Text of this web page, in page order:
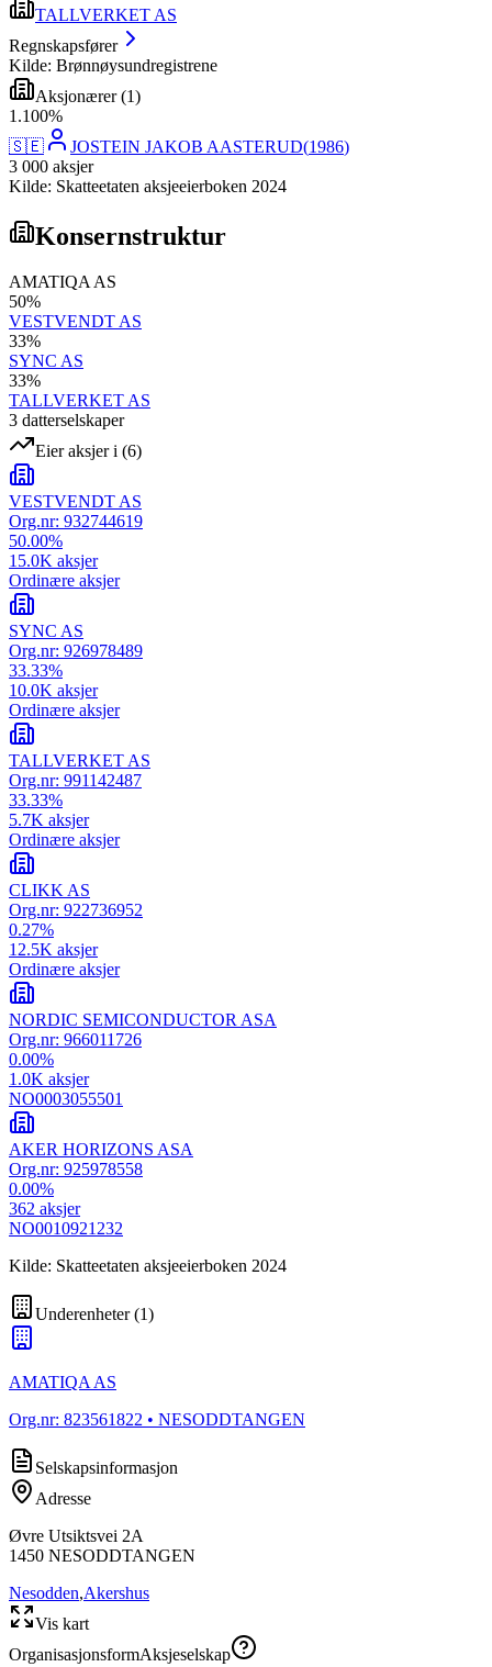
TALLVERKET AS
Regnskapsfører
Kilde: Brønnøysundregistrene
Aksjonærer(1)
1 .100%
🇸🇪
JOSTEIN JAKOB AASTERUD(1986)
3 000 aksjer
Kilde: Skatteetaten aksjeeierboken 2024
Konsernstruktur
AMATIQA AS
50%
VESTVENDT AS
33%
SYNC AS
33%
TALLVERKET AS
3 datterselskaper
Eier aksjer i (6)
VESTVENDT AS
Org.nr: 932744619
50.00%
15.0K aksjer
Ordinære aksjer
SYNC AS
Org.nr: 926978489
33.33%
10.0K aksjer
Ordinære aksjer
TALLVERKET AS
Org.nr: 991142487
33.33%
5.7K aksjer
Ordinære aksjer
CLIKK AS
Org.nr: 922736952
0.27%
12.5K aksjer
Ordinære aksjer
NORDIC SEMICONDUCTOR ASA
Org.nr: 966011726
0.00%
1.0K aksjer
NO0003055501
AKER HORIZONS ASA
Org.nr: 925978558
0.00%
362 aksjer
NO0010921232
Kilde: Skatteetaten aksjeeierboken 2024
Underenheter(1)
AMATIQA AS
Org.nr: 823561822 • NESODDTANGEN
Selskapsinformasjon
Adresse
Øvre Utsiktsvei 2A
1450 NESODDTANGEN
Nesodden,Akershus
Vis kart
OrganisasjonsformAksjeselskap